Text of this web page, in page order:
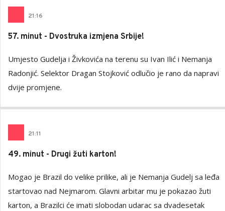
21:16
57. minut - Dvostruka izmjena Srbije!
Umjesto Gudelja i Živkovića na terenu su Ivan Ilić i Nemanja
Radonjić. Selektor Dragan Stojković odlučio je rano da napravi
dvije promjene.
21:11
49. minut - Drugi žuti karton!
Mogao je Brazil do velike prilike, ali je Nemanja Gudelj sa leđa
startovao nad Nejmarom. Glavni arbitar mu je pokazao žuti
karton, a Brazilci će imati slobodan udarac sa dvadesetak